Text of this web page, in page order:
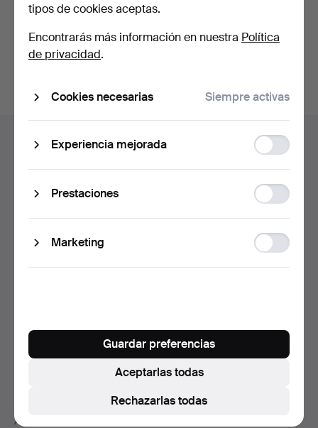
Acepta las condiciones para continuar.
Navegación
pie
Ayuda y contacto
Modos de pago
Enviamos con
Redes sociales
Auctionet
Adhiere tu casa de subastas
La garantía Auctionet
Más información de Auctionet
App Auctionet
tipos de cookies aceptas.
Encontrarás más información en nuestra Política
de privacidad.
Cookies necesarias Siempre activas
Experiencia mejorada
storage
Prestaciones
storage
Marketing
Ad
storage
Rechazarlas todas
Aceptarlas todas
Guardar preferencias